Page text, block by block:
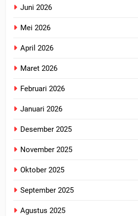
Juni 2026
Mei 2026
April 2026
Maret 2026
Februari 2026
Januari 2026
Desember 2025
November 2025
Oktober 2025
September 2025
Agustus 2025